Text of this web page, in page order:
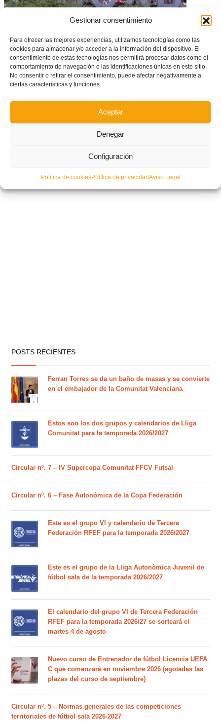
Gestionar consentimiento
Para ofrecer las mejores experiencias, utilizamos tecnologías como las
cookies para almacenar y/o acceder a la información del dispositivo. El
consentimiento de estas tecnologías nos permitirá procesar datos como el
comportamiento de navegación o las identificaciones únicas en este sitio.
No consentir o retirar el consentimiento, puede afectar negativamente a
ciertas características y funciones.
Aceptar
Denegar
Configuración
Política de cookiesPolítica de privacidadAviso Legal
Fútbol Sala
POSTS RECIENTES
Ferran Torres se da un baño de masas y se convierte
en el embajador de la Comunitat Valenciana
Estos son los dos grupos y calendarios de Lliga
Comunitat para la temporada 2026/2027
Circular nº. 7 – IV Supercopa Comunitat FFCV Futsal
Circular nº. 6 – Fase Autonómica de la Copa Federación
Este es el grupo VI y calendario de Tercera
Federación RFEF para la temporada 2026/2027
Este es el grupo de la Lliga Autonòmica Juvenil de
fútbol sala de la temporada 2026/2027
El calendario del grupo VI de Tercera Federación
RFEF para la temporada 2026/27 se sorteará el
martes 4 de agosto
Nuevo curso de Entrenador de fútbol Licencia UEFA
C que comenzará en noviembre 2026 (agotadas las
plazas del curso de septiembre)
Circular nº. 5 – Normas generales de las competiciones
territoriales de fútbol sala 2026-2027